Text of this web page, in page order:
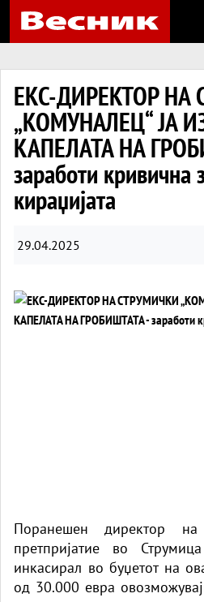
ЕКС-ДИРЕКТОР НА
„КОМУНАЛЕЦ“ ЈА
КАПЕЛАТА НА
заработи кривична
кираџијата
29.04.2025
Поранешен директор на
претпријатие во
инкасирал во буџетот на
од 30.000 евра